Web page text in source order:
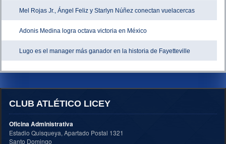
Mel Rojas Jr., Ángel Feliz y Starlyn Núñez conectan vuelacercas
Adonis Medina logra octava victoria en México
Lugo es el manager más ganador en la historia de Fayetteville
CLUB ATLÉTICO LICEY
Oficina Administrativa
Estadio Quisqueya, Apartado Postal 1321
Santo Domingo